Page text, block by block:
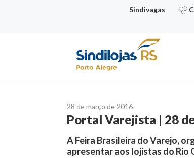
Sindivagas
28 de março de 2016
Portal Varejista | 28
A Feira Brasileira do Varejo,
apresentar aos lojistas do Rio